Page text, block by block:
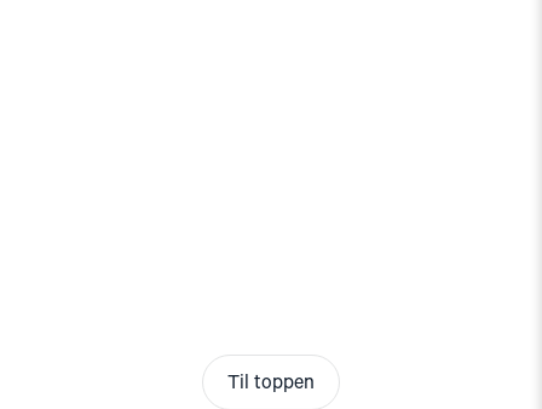
Til toppen